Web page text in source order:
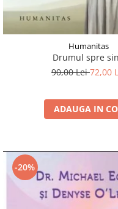
Humanitas
Drumul spre
90,00 Lei72,00
ADAUGA IN
-20%